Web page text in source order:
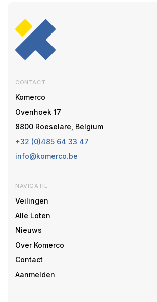
CONTACT
Komerco
Ovenhoek 17
8800 Roeselare, Belgium
+32 (0)485 64 33 47
info@komerco.be
NAVIGATIE
Veilingen
Alle Loten
Nieuws
Over Komerco
Contact
Aanmelden